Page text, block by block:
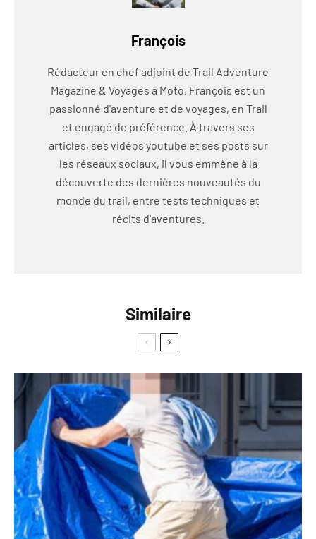
François
Rédacteur en chef adjoint de Trail Adventure
Magazine & Voyages à Moto, François est un
passionné d'aventure et de voyages, en Trail
et engagé de préférence. À travers ses
articles, ses vidéos youtube et ses posts sur
les réseaux sociaux, il vous emmène à la
découverte des dernières nouveautés du
monde du trail, entre tests techniques et
récits d'aventures.
Similaire